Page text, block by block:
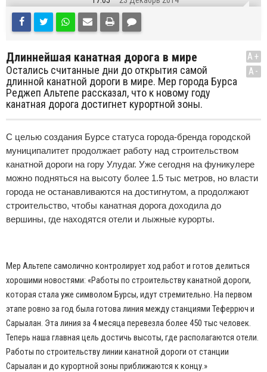
Длиннейшая канатная дорога в мире
Остались считанные дни до открытия самой
длинной канатной дороги в мире. Мер города Бурса
Реджеп Альтепе рассказал, что к новому году
канатная дорога достигнет курортной зоны.
A+
A-
C целью создания Бурсе статуса города-бренда городской
муниципалитет продолжает работу над строительством
канатной дороги на гору Улудаг. Уже сегодня на фуникулере
можно подняться на высоту более 1.5 тыс метров, но власти
города не останавливаются на достигнутом, а продолжают
строительство, чтобы канатная дорога доходила до
вершины, где находятся отели и лыжные курорты.
Мер Альтепе самолично контролирует ход работ и готов делиться
хорошими новостями: «Работы по строительству канатной дороги,
которая стала уже символом Бурсы, идут стремительно. На первом
этапе ровно за год была готова линия между станциями Теферрюч и
Сарыалан. Эта линия за 4 месяца перевезла более 450 тыс человек.
Теперь наша главная цель достичь высоты, где располагаются отели.
Работы по строительству линии канатной дороги от станции
Сарыалан и до курортной зоны приближаются к концу.»